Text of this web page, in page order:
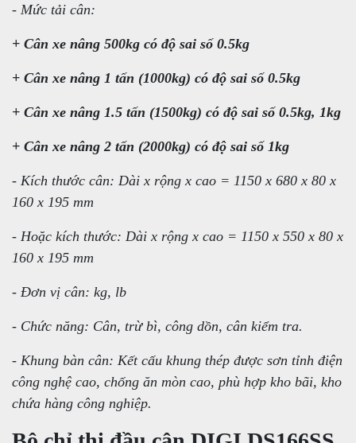
- Mức tải cân:
+ Cân xe nâng 500kg có độ sai số 0.5kg
+ Cân xe nâng 1 tấn (1000kg) có độ sai số 0.5kg
+ Cân xe nâng 1.5 tấn (1500kg) có độ sai số 0.5kg, 1kg
+ Cân xe nâng 2 tấn (2000kg) có độ sai số 1kg
- Kích thước cân: Dài x rộng x cao = 1150 x 680 x 80 x
160 x 195 mm
- Hoặc kích thước: Dài x rộng x cao = 1150 x 550 x 80 x
160 x 195 mm
- Đơn vị cân: kg, lb
- Chức năng: Cân, trừ bì, công dồn, cân kiểm tra.
- Khung bàn cân: Kết cấu khung thép được sơn tỉnh điện
công nghệ cao, chống ăn mòn cao, phù hợp kho bãi, kho
chứa hàng công nghiệp.